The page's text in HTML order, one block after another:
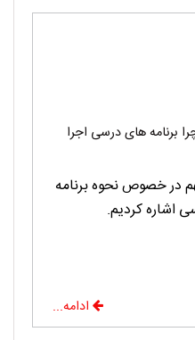
برنامه های درسی اجرا
در خصوص نحوه برنامه
اشاره کردیم.
ادامه...